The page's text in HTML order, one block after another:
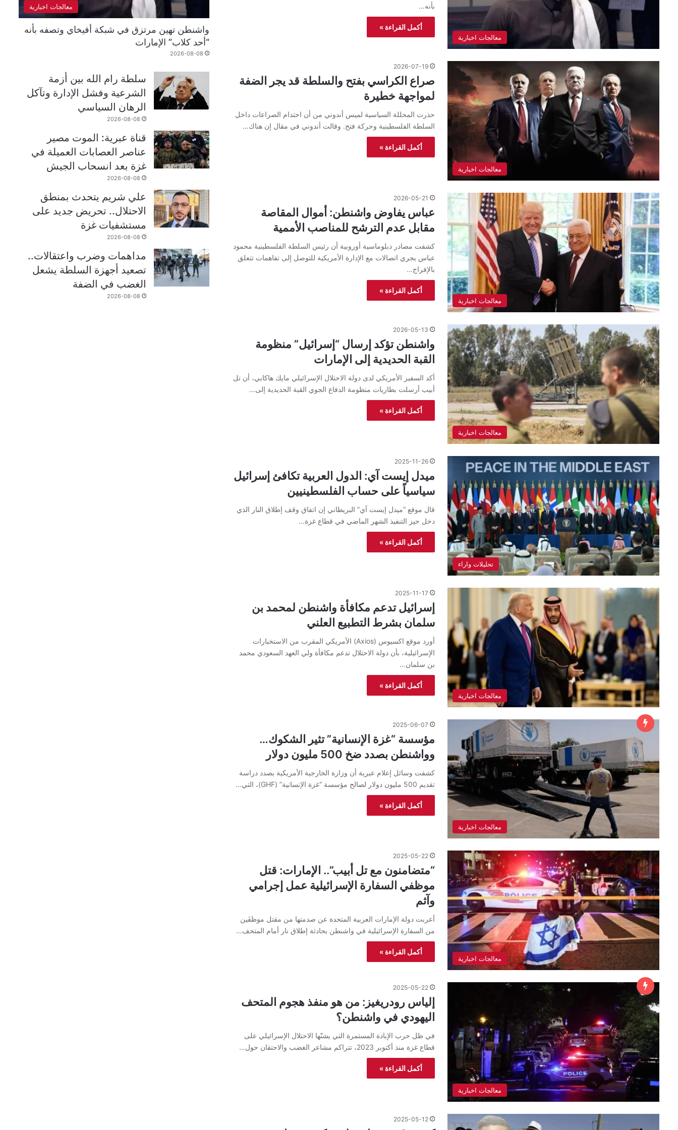
معالجات اخبارية
بأنه…
أكمل القراءة »
معالجات اخبارية
2026-07-19
صراع الكراسي بفتح والسلطة قد يجر الضفة
لمواجهة خطيرة
حذرت المحللة السياسية لميس أندوني من أن احتدام الصراعات داخل
السلطة الفلسطينية وحركة فتح. وقالت أندوني في مقال إن هناك…
أكمل القراءة »
معالجات اخبارية
2026-05-21
عباس يفاوض واشنطن: أموال المقاصة
مقابل عدم الترشح للمناصب الأممية
كشفت مصادر دبلوماسية أوروبية أن رئيس السلطة الفلسطينية محمود
عباس يجري اتصالات مع الإدارة الأمريكية للتوصل إلى تفاهمات تتعلق
بالإفراج…
أكمل القراءة »
معالجات اخبارية
2026-05-13
واشنطن تؤكد إرسال “إسرائيل” منظومة
القبة الحديدية إلى الإمارات
أكد السفير الأمريكي لدى دولة الاحتلال الإسرائيلي مايك هاكابي، أن تل
أبيب أرسلت بطاريات منظومة الدفاع الجوي القبة الحديدية إلى…
أكمل القراءة »
تحليلات واراء
2025-11-26
ميدل إيست آي: الدول العربية تكافئ إسرائيل
سياسياً على حساب الفلسطينيين
قال موقع “ميدل إيست آي” البريطاني إن اتفاق وقف إطلاق النار الذي
دخل حيز التنفيذ الشهر الماضي في قطاع غزة…
أكمل القراءة »
معالجات اخبارية
2025-11-17
إسرائيل تدعم مكافأة واشنطن لمحمد بن
سلمان بشرط التطبيع العلني
أورد موقع اكسيوس (Axios) الأمريكي المقرب من الاستخبارات
الإسرائيلية، بأن دولة الاحتلال تدعم مكافأة ولي العهد السعودي محمد
بن سلمان…
أكمل القراءة »
معالجات اخبارية
2025-06-07
مؤسسة “غزة الإنسانية” تثير الشكوك…
وواشنطن بصدد ضخ 500 مليون دولار
كشفت وسائل إعلام عبرية أن وزارة الخارجية الأمريكية بصدد دراسة
تقديم 500 مليون دولار لصالح مؤسسة “غزة الإنسانية” (GHF)، التي…
أكمل القراءة »
معالجات اخبارية
2025-05-22
“متضامنون مع تل أبيب”.. الإمارات: قتل
موظفي السفارة الإسرائيلية عمل إجرامي
وآثم
أعربت دولة الإمارات العربية المتحدة عن صدمتها من مقتل موظفَين
من السفارة الإسرائيلية في واشنطن بحادثة إطلاق نار أمام المتحف…
أكمل القراءة »
معالجات اخبارية
2025-05-22
إلياس رودريغيز: من هو منفذ هجوم المتحف
اليهودي في واشنطن؟
في ظل حرب الإبادة المستمرة التي يشنّها الاحتلال الإسرائيلي على
قطاع غزة منذ أكتوبر 2023، تتراكم مشاعر الغضب والاحتقان حول…
أكمل القراءة »
2025-05-12
معالجات اخبارية
واشنطن تهين مرتزق في شبكة أفيخاي وتصفه بأنه
“أحد كلاب” الإمارات
2026-08-08
سلطة رام الله بين أزمة
الشرعية وفشل الإدارة وتآكل
الرهان السياسي
2026-08-08
قناة عبرية: الموت مصير
عناصر العصابات العميلة في
غزة بعد انسحاب الجيش
2026-08-08
علي شريم يتحدث بمنطق
الاحتلال.. تحريض جديد على
مستشفيات غزة
2026-08-08
مداهمات وضرب واعتقالات..
تصعيد أجهزة السلطة يشعل
الغضب في الضفة
2026-08-08